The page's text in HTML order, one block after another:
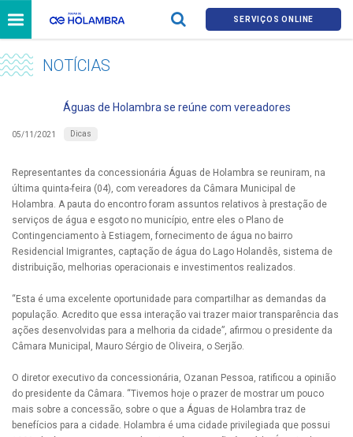
SERVIÇOS ONLINE
NOTÍCIAS
Águas de Holambra se reúne com vereadores
05/11/2021 Dicas
Representantes da concessionária Águas de Holambra se reuniram, na
última quinta-feira (04), com vereadores da Câmara Municipal de
Holambra. A pauta do encontro foram assuntos relativos à prestação de
serviços de água e esgoto no município, entre eles o Plano de
Contingenciamento à Estiagem, fornecimento de água no bairro
Residencial Imigrantes, captação de água do Lago Holandês, sistema de
distribuição, melhorias operacionais e investimentos realizados.
“Esta é uma excelente oportunidade para compartilhar as demandas da
população. Acredito que essa interação vai trazer maior transparência das
ações desenvolvidas para a melhoria da cidade”, afirmou o presidente da
Câmara Municipal, Mauro Sérgio de Oliveira, o Serjão.
O diretor executivo da concessionária, Ozanan Pessoa, ratificou a opinião
do presidente da Câmara. “Tivemos hoje o prazer de mostrar um pouco
mais sobre a concessão, sobre o que a Águas de Holambra traz de
benefícios para a cidade. Holambra é uma cidade privilegiada que possui